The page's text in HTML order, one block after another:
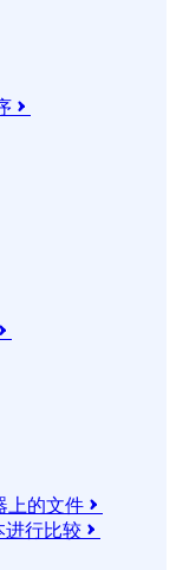


上的文件 
进行比较 